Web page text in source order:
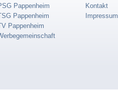
Pappenheim
Pappenheim
Pappenheim
Kontakt
Impressum